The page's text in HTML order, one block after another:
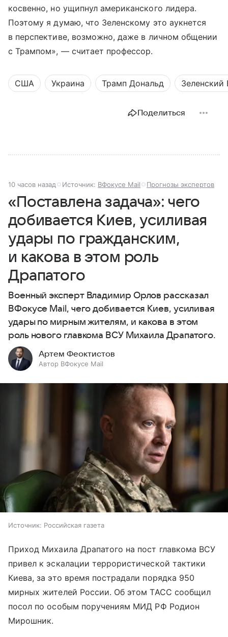
косвенно, но ущипнул американского лидера.
Поэтому я думаю, что Зеленскому это аукнется
в перспективе, возможно, даже в личном общении
с Трампом», — считает профессор.
США Украина Трамп Дональд
Поделиться
10 часов назад Источник: ВФокусе Mail Прогнозы экспертов
«Поставлена задача»: чего
добивается Киев, усиливая
удары по гражданским,
и какова в этом роль
Драпатого
Военный эксперт Владимир Орлов рассказал
ВФокусе Mail, чего добивается Киев, усиливая
удары по мирным жителям, и какова в этом
роль нового главкома ВСУ Михаила Драпатого.
Артем Феоктистов
Автор ВФокусе Mail
Источник: Российская газета
Приход Михаила Драпатого на пост главкома ВСУ
привел к эскалации террористической тактики
Киева, за это время пострадали порядка 950
мирных жителей России. Об этом ТАСС сообщил
посол по особым поручениям МИД РФ Родион
Мирошник.